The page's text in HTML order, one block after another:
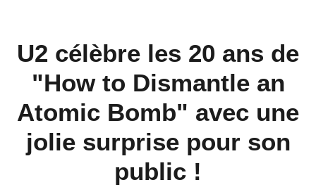
U2 célèbre les 20 ans de
"How to Dismantle an
Atomic Bomb" avec une
jolie surprise pour son
public !